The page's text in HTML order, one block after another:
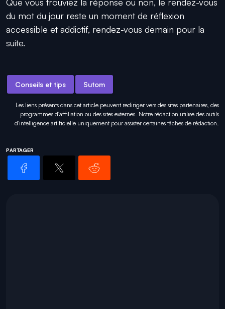
du mot du jour reste un moment de réflexion
accessible et addictif, rendez-vous demain pour la
suite.
Conseils et tips Sutom
Les liens présents dans cet article peuvent rediriger vers des sites partenaires, des
programmes d'affiliation ou des sites externes. Notre rédaction utilise des outils
d'intelligence artificielle uniquement pourassister certaines tâches de rédaction.
PARTAGER